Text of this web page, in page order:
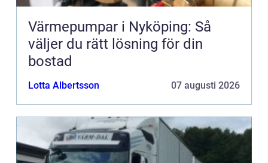
Värmepumpar i Nyköping: Så
väljer du rätt lösning för din
bostad
Lotta Albertsson 07 augusti 2026